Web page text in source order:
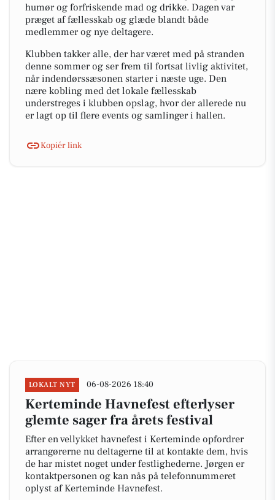
humør og forfriskende mad og drikke. Dagen var
præget af fællesskab og glæde blandt både
medlemmer og nye deltagere.
Klubben takker alle, der har været med på stranden
denne sommer og ser frem til fortsat livlig aktivitet,
når indendørssæsonen starter i næste uge. Den
nære kobling med det lokale fællesskab
understreges i klubben opslag, hvor der allerede nu
er lagt op til flere events og samlinger i hallen.
Kopiér link
LOKALT NYT 06-08-2026 18:40
Kerteminde Havnefest efterlyser
glemte sager fra årets festival
Efter en vellykket havnefest i Kerteminde opfordrer
arrangørerne nu deltagerne til at kontakte dem, hvis
de har mistet noget under festlighederne. Jørgen er
kontaktpersonen og kan nås på telefonnummeret
oplyst af Kerteminde Havnefest.